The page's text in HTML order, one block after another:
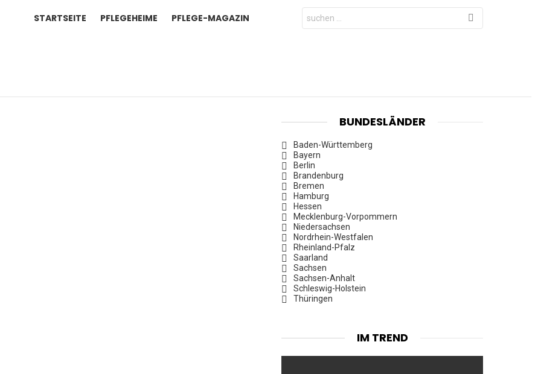
STARTSEITE PFLEGEHEIME PFLEGE-MAGAZIN
Search
for:
BUNDESLÄNDER
Baden-Württemberg
Bayern
Berlin
Brandenburg
Bremen
Hamburg
Hessen
Mecklenburg-Vorpommern
Niedersachsen
Nordrhein-Westfalen
Rheinland-Pfalz
Saarland
Sachsen
Sachsen-Anhalt
Schleswig-Holstein
Thüringen
IM TREND